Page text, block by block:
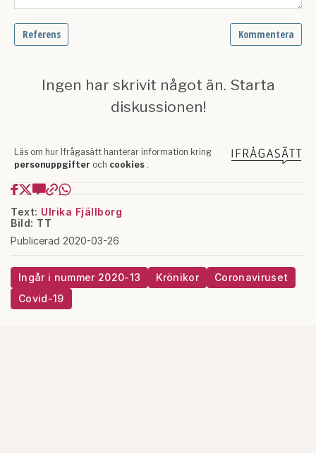
Text: Ulrika Fjällborg
Bild: TT
Publicerad 2020-03-26
Ingår i nummer 2020-13 Krönikor
Coronaviruset
Covid-19